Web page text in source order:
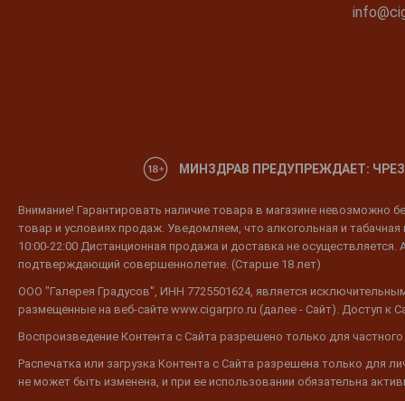
МИНЗДРАВ ПРЕДУПРЕЖДАЕТ:
Внимание! Гарантировать наличие товара в магазине невозможно
товар и условиях продаж. Уведомляем, что алкогольная и
10:00-22:00 Дистанционная продажа и доставка не
подтверждающий совершеннолетие. (Старше 18 лет)
ООО "Галерея Градусов", ИНН 7725501624, является
размещенные на веб-сайте www.cigarpro.ru (далее - Сайт). Доступ к
Воспроизведение Контента с Сайта разрешено только для
Распечатка или загрузка Контента с Сайта разрешена только для
не может быть изменена, и при ее использовании обязательна